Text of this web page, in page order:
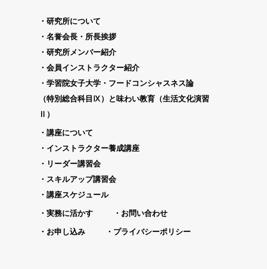
研究所について
名誉会長・所長挨拶
研究所メンバー紹介
会員インストラクター紹介
学習院女子大学・フードコンシャスネス論
（特別総合科目Ⅸ）と味わい教育（生活文化演習
Ⅱ）
講座について
インストラクター養成講座
リーダー講習会
スキルアップ講習会
講座スケジュール
実務に活かす お問い合わせ
お申し込み プライバシーポリシー